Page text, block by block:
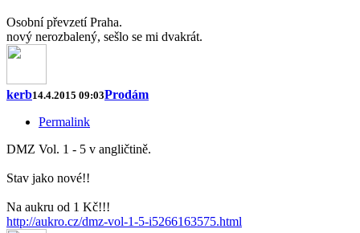
Osobní převzetí Praha.
nový nerozbalený, sešlo se mi dvakrát.
kerb14.4.2015 09:03Prodám
Permalink
DMZ Vol. 1 - 5 v angličtině.
Stav jako nové!!
Na aukru od 1 Kč!!!
http://aukro.cz/dmz-vol-1-5-i5266163575.html